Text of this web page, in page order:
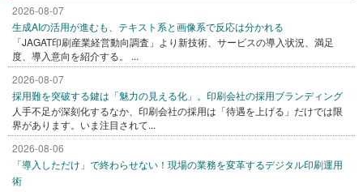
2026-08-07
生成AIの活用が進むも、テキスト系と画像系で反応は分かれる
「JAGAT印刷産業経営動向調査」より新技術、サービスの導入状況、満足
度、導入意向を紹介する。 ...
2026-08-07
採用難を突破する鍵は「魅力の見える化」。印刷会社の採用ブランディング
人手不足が深刻化するなか、印刷会社の採用は「待遇を上げる」だけでは限
界があります。いま注目されて...
2026-08-06
「導入しただけ」で終わらせない！現場の業務を変革するデジタル印刷運用
術